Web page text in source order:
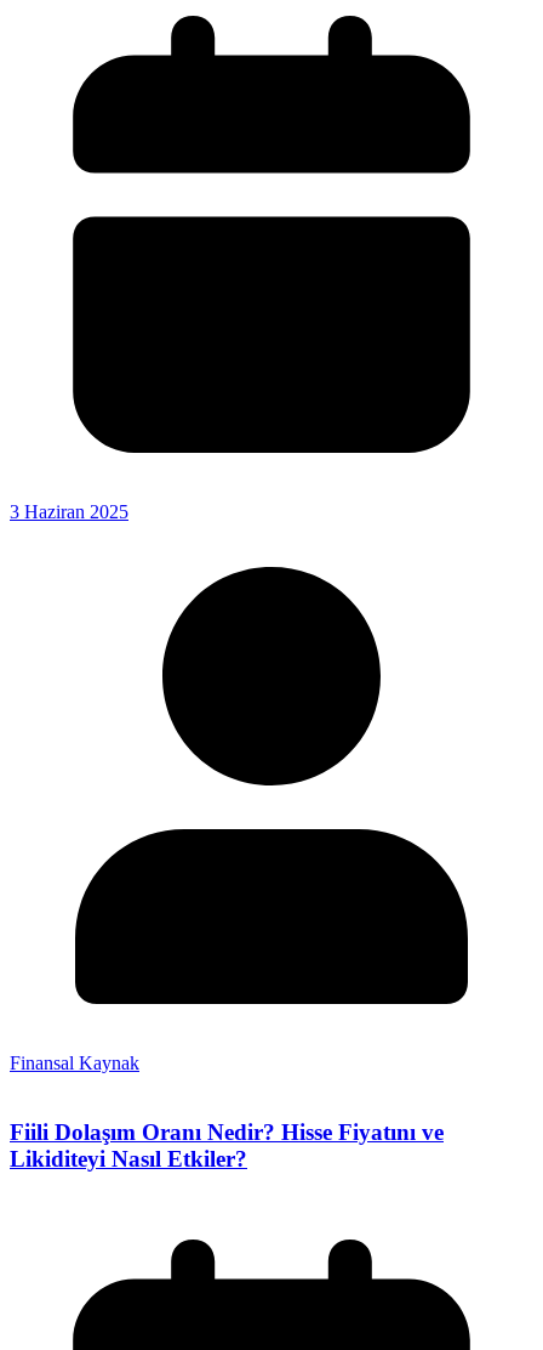
3 Haziran 2025
Finansal Kaynak
Fiili Dolaşım Oranı Nedir? Hisse Fiyatını ve
Likiditeyi Nasıl Etkiler?